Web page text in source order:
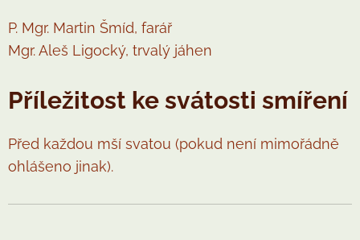
P. Mgr. Martin Šmíd, farář
Mgr. Aleš Ligocký, trvalý jáhen
Příležitost ke svátosti smíření
Před každou mší svatou (pokud není mimořádně
ohlášeno jinak).